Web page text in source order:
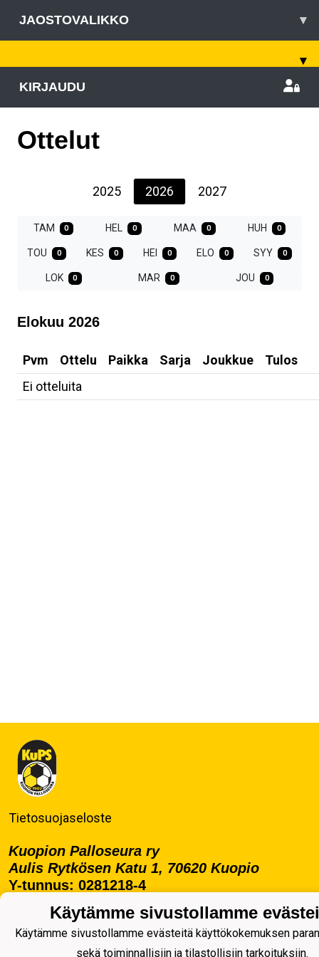
JAOSTOVALIKKO ▾
▾
KIRJAUDU
Ottelut
2025 2026 2027
TAM 0 HEL 0 MAA 0 HUH 0
TOU 0 KES 0 HEI 0 ELO 0 SYY 0
LOK 0 MAR 0 JOU 0
Elokuu 2026
Pvm Ottelu Paikka Sarja Joukkue
Tulos
Ei otteluita
Tietosuojaseloste
Kuopion Palloseura ry
Aulis Rytkösen Katu 1, 70620 Kuopio
Y-tunnus: 0281218-4
KuPS -Elämänmittainen tarina- Banzai
Käytämme sivustollamme
Käytämme sivustollamme evästeitä käyttökokemuksen
sekä toiminnallisiin ja tilastollisiin tarkoituksiin.